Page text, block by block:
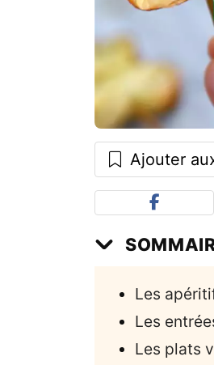
Ajouter
Les
Les
Les plats